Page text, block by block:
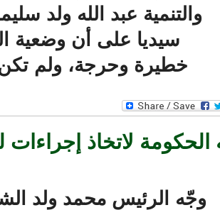
والتنمية عبد الله ولد
سيديا على أن وضعية
خطيرة وحرجة، ولم
لاتخاذ إجراءات
الرئيس محمد ولد